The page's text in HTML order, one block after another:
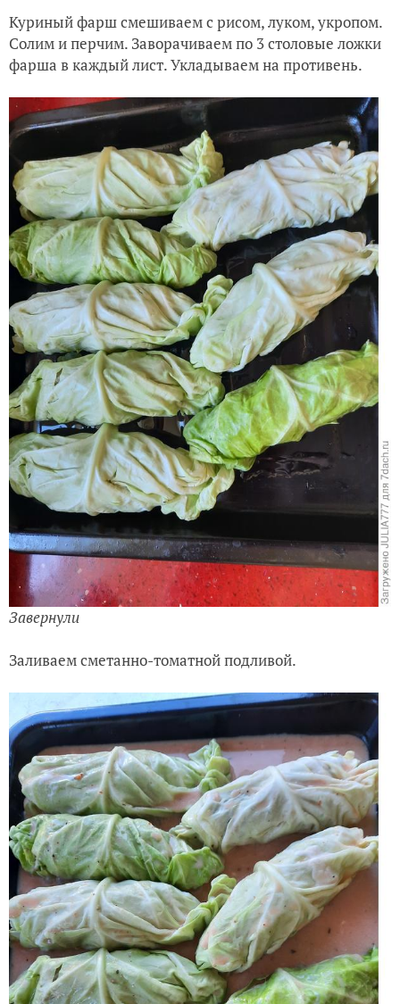
Куриный фарш смешиваем с рисом, луком, укропом.
Солим и перчим. Заворачиваем по 3 столовые ложки
фарша в каждый лист. Укладываем на противень.
Завернули
Заливаем сметанно-томатной подливой.